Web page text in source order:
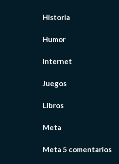
Historia
Humor
Internet
Juegos
Libros
Meta
Meta 5 comentarios